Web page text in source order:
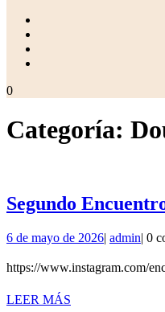
BOTÓN
CIERRE
carrito
la
compra
0
Categoría:
Segundo
6 de mayo de 20266
mayo
| admin| 0
https://www.instagram.com/
LEER MÁS